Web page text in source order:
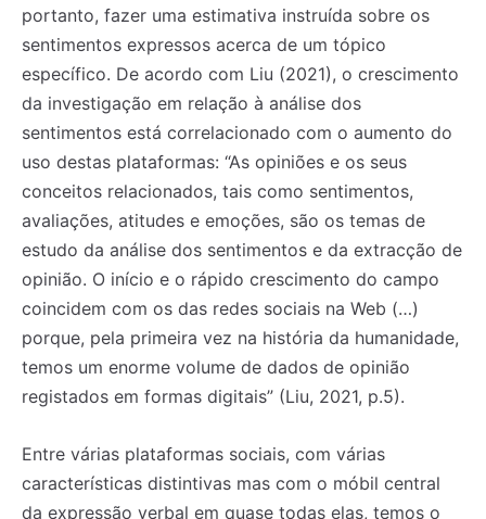
portanto, fazer uma estimativa instruída sobre os
sentimentos expressos acerca de um tópico
específico. De acordo com Liu (2021), o crescimento
da investigação em relação à análise dos
sentimentos está correlacionado com o aumento do
uso destas plataformas: “As opiniões e os seus
conceitos relacionados, tais como sentimentos,
avaliações, atitudes e emoções, são os temas de
estudo da análise dos sentimentos e da extracção de
opinião. O início e o rápido crescimento do campo
coincidem com os das redes sociais na Web (…)
porque, pela primeira vez na história da humanidade,
temos um enorme volume de dados de opinião
registados em formas digitais” (Liu, 2021, p.5).
Entre várias plataformas sociais, com várias
características distintivas mas com o móbil central
da expressão verbal em quase todas elas, temos o